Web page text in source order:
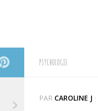
PSYCHOLOGIE
PAR CAROLINE J ·